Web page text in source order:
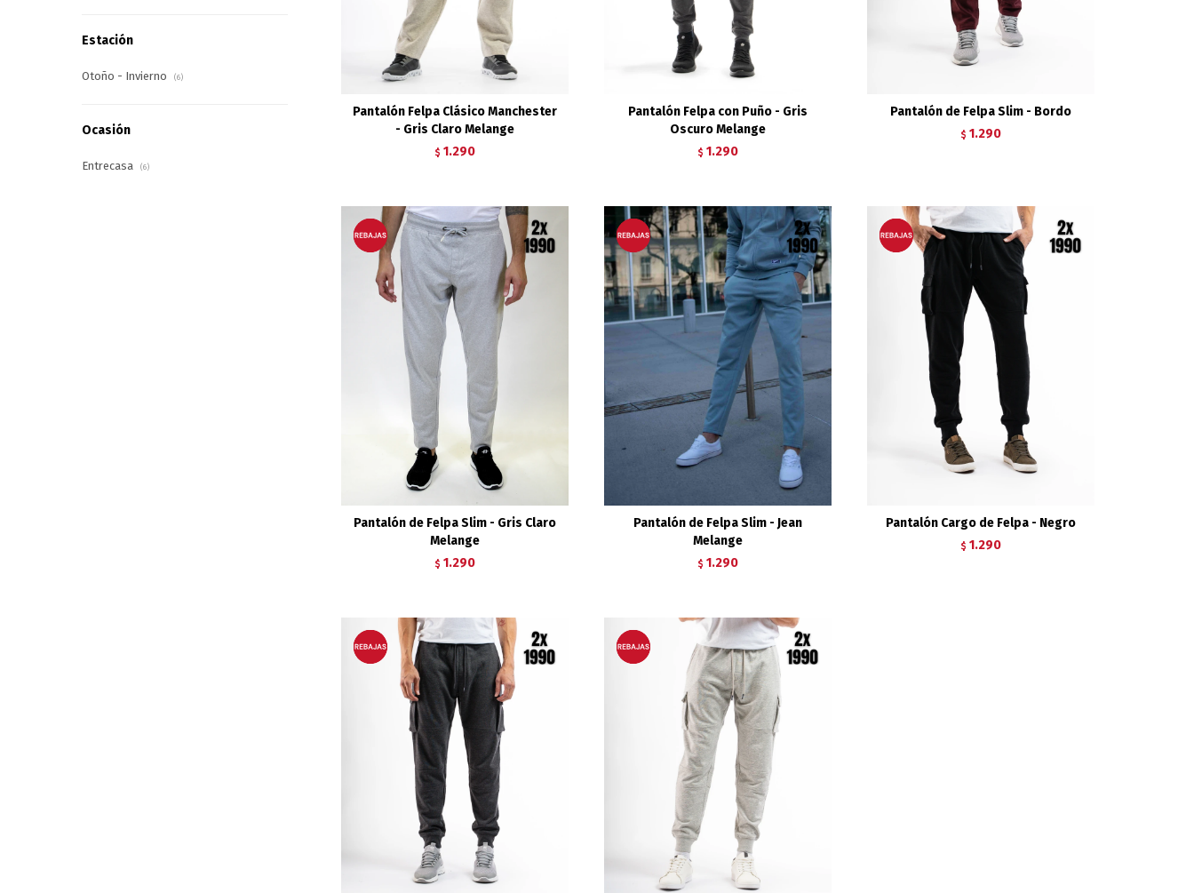
Pantalón Felpa Clásico Manchester
- Gris Claro Melange
$ 1.290
Pantalón Felpa con Puño - Gris
Oscuro Melange
$ 1.290
Pantalón de Felpa Slim - Bordo
$ 1.290
Pantalón de Felpa Slim - Gris Claro
Melange
$ 1.290
Pantalón de Felpa Slim - Jean
Melange
$ 1.290
Pantalón Cargo de Felpa - Negro
$ 1.290
Estación
Otoño - Invierno (6)
Ocasión
Entrecasa (6)